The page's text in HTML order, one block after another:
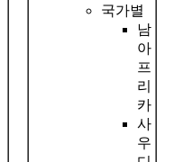
국가별
남
아
프
리
카
사
우